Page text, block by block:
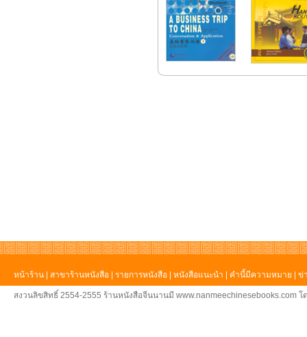
หน้าร้าน สาขาร้านหนังสือ รายการหนังสือ หนังสือแนะนำ คำนี้มีความหมาย ข่
สงวนลิขสิทธิ์ 2554-2555 ร้านหนังสือจีนนานมี www.nanmeechinesebooks.com